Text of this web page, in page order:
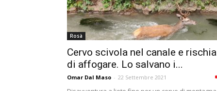
Rosà
Cervo scivola nel canale e rischia
di affogare. Lo salvano i...
Omar Dal Maso - 22 Settembre 2021